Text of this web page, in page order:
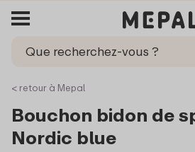
< retour à Mepal
Bouchon bidon de
Nordic blue